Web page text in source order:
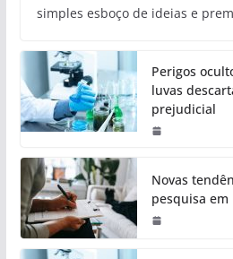
simples esboço de ideias e
Perigos
luvas
prejudicial
Novas
pesquisa em